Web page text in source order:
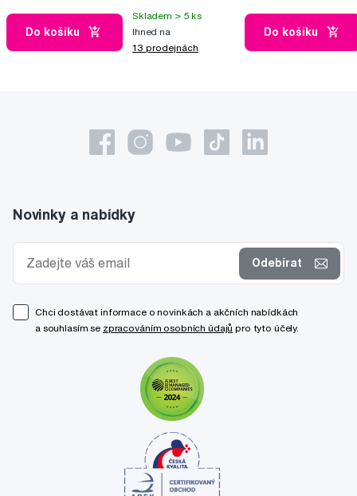
Do košíku
Skladem > 5 ks
Ihned na
13 prodejnách
Do košíku
Novinky a nabídky
Odebírat
Chci dostávat informace o novinkách a akčních nabídkách
a souhlasím se zpracováním osobních údajů pro tyto účely.